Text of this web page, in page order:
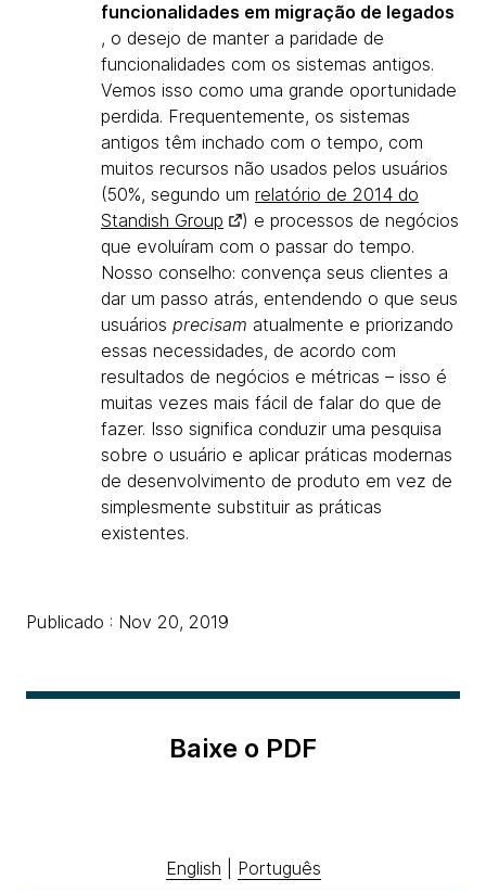
funcionalidades em migração de legados
, o desejo de manter a paridade de
funcionalidades com os sistemas antigos.
Vemos isso como uma grande oportunidade
perdida. Frequentemente, os sistemas
antigos têm inchado com o tempo, com
muitos recursos não usados pelos usuários
(50%, segundo um relatório de 2014 do
Standish Group
) e processos de negócios
que evoluíram com o passar do tempo.
Nosso conselho: convença seus clientes a
dar um passo atrás, entendendo o que seus
usuários precisam atualmente e priorizando
essas necessidades, de acordo com
resultados de negócios e métricas – isso é
muitas vezes mais fácil de falar do que de
fazer. Isso significa conduzir uma pesquisa
sobre o usuário e aplicar práticas modernas
de desenvolvimento de produto em vez de
simplesmente substituir as práticas
existentes.
Publicado : Nov 20, 2019
Baixe o PDF
English Português